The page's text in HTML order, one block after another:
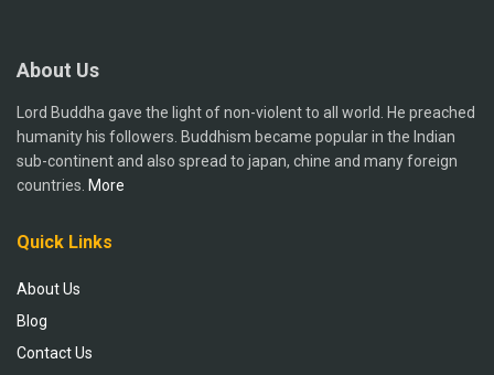
About Us
Lord Buddha gave the light of non-violent to all world. He preached
humanity his followers. Buddhism became popular in the Indian
sub-continent and also spread to japan, chine and many foreign
countries. More
Quick Links
About Us
Blog
Contact Us